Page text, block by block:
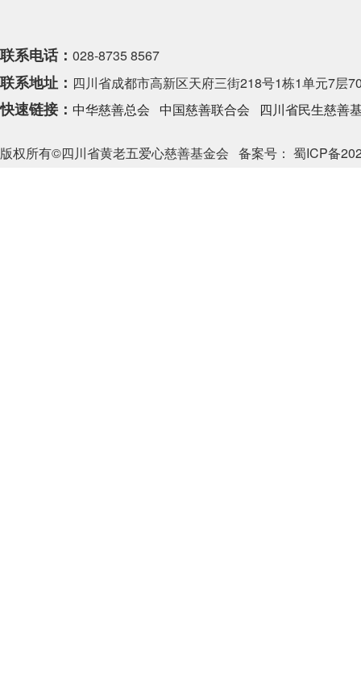
联系电话： 028-8735 8567
联系地址： 四川省成都市高新区天府三街218号1栋1单元7层
快速链接： 中华慈善总会 中国慈善联合会 四川省民生慈善
版权所有©四川省黄老五爱心慈善基金会 备案号： 蜀ICP备